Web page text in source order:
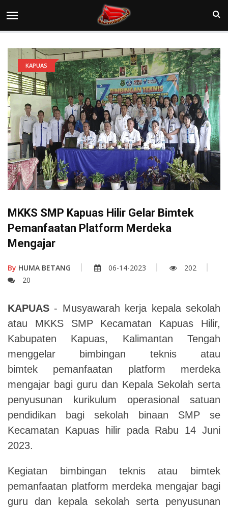
KAPUAS
MKKS SMP Kapuas Hilir Gelar Bimtek
Pemanfaatan Platform Merdeka
Mengajar
By HUMA BETANG 06-14-2023
202
20
KAPUAS - Musyawarah kerja kepala sekolah
atau MKKS SMP Kecamatan Kapuas Hilir,
Kabupaten Kapuas, Kalimantan Tengah
menggelar bimbingan teknis atau
bimtek pemanfaatan platform merdeka
mengajar bagi guru dan Kepala Sekolah serta
penyusunan kurikulum operasional satuan
pendidikan bagi sekolah binaan SMP se
Kecamatan Kapuas hilir pada Rabu 14 Juni
2023.
Kegiatan bimbingan teknis atau bimtek
pemanfaatan platform merdeka mengajar bagi
guru dan kepala sekolah serta penyusunan